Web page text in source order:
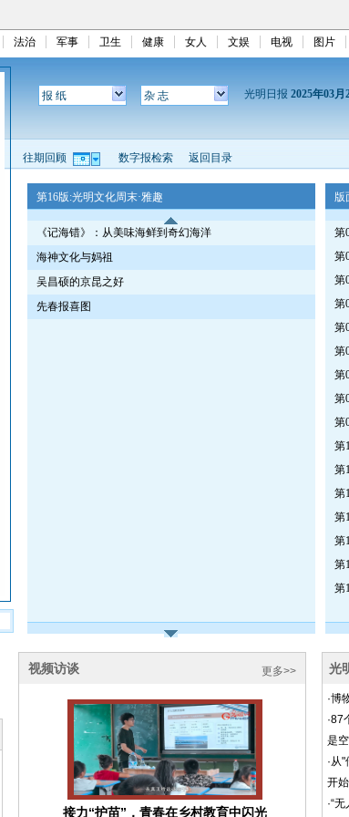
法治 军事 卫生 健康 女人 文娱 电视 图片
报 纸 杂 志 光明日报 2025年03
往期回顾 数字报检索 返回目录
第16版:光明文化周末·雅趣
《记海错》：从美味海鲜到奇幻海洋
海神文化与妈祖
吴昌硕的京昆之好
先春报喜图
版
第
第
第
第
第
第
第
第
第
第
第
第
第
第